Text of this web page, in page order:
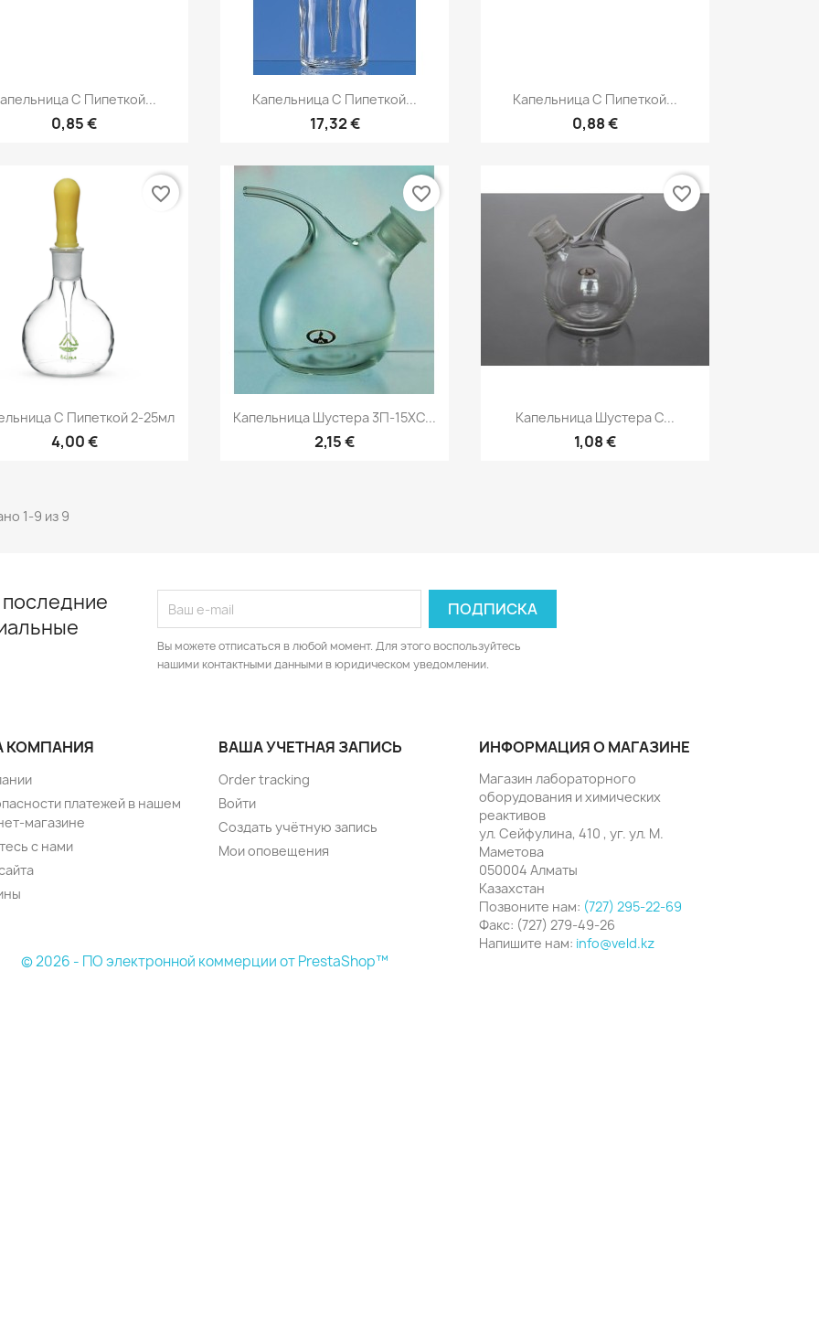
Быстрый просмотр
С Пипеткой...
0,85 €
Быстрый просмотр
Капельница С Пипеткой...
17,32 €
Быстрый просмотр
Капельница С Пипеткой...
0,88 €
Быстрый просмотр
С Пипеткой 2-25мл
4,00 €
favorite_border
Быстрый просмотр
Капельница Шустера 3П-15ХС...
2,15 €
favorite_border
Быстрый просмотр
Капельница Шустера С...
1,08 €
favorite_border
1-9 из 9
Вы можете отписаться в любой момент. Для этого воспользуйтесь
нашими контактными данными в юридическом уведомлении.
КОМПАНИЯ
платежей в нашем
магазине
с нами
ВАША УЧЕТНАЯ ЗАПИСЬ
Order tracking
Войти
Создать учётную запись
Мои оповещения
ИНФОРМАЦИЯ О МАГАЗИНЕ
Магазин лабораторного
оборудования и химических
реактивов
ул. Сейфулина, 410 , уг. ул. М.
Маметова
050004 Алматы
Казахстан
Позвоните нам: (727) 295-22-69
Факс: (727) 279-49-26
Напишите нам: info@veld.kz
© 2026 - ПО электронной коммерции от PrestaShop™